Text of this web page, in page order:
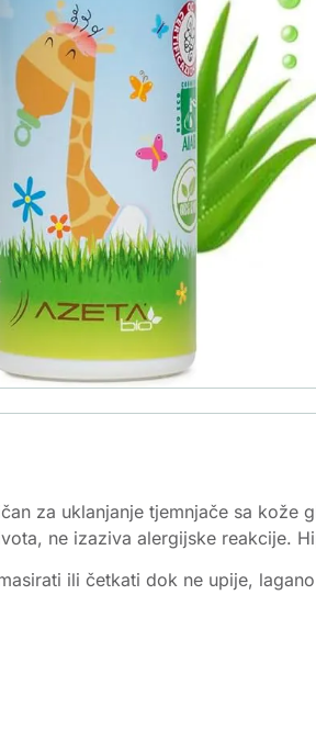
za uklanjanje tjemnjače sa
ne izaziva alergijske reakcije.
ili četkati dok ne upije,